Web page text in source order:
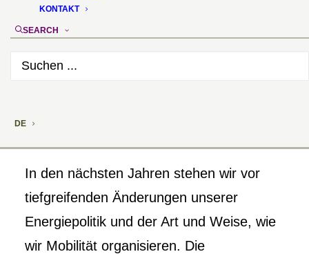
KONTAKT
SEARCH
DE
6. Februar 2017
In den nächsten Jahren stehen wir vor
tiefgreifenden Änderungen unserer
Energiepolitik und der Art und Weise, wie
wir Mobilität organisieren. Die